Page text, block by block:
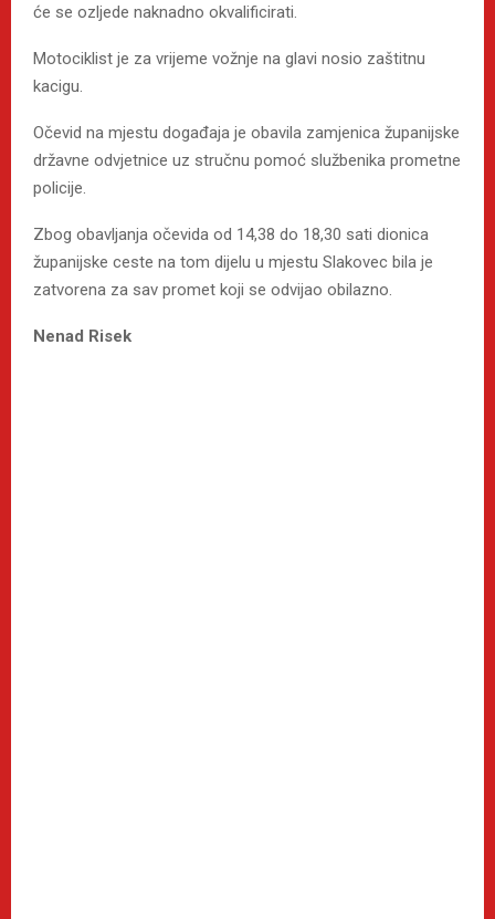
će se ozljede naknadno okvalificirati.
Motociklist je za vrijeme vožnje na glavi nosio zaštitnu
kacigu.
Očevid na mjestu događaja je obavila zamjenica županijske
državne odvjetnice uz stručnu pomoć službenika prometne
policije.
Zbog obavljanja očevida od 14,38 do 18,30 sati dionica
županijske ceste na tom dijelu u mjestu Slakovec bila je
zatvorena za sav promet koji se odvijao obilazno.
Nenad Risek